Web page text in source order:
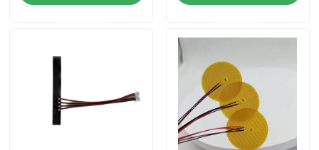
Nouvelles
Demandez une citation
Appareil de chauffage flexible de film
Appareil de chauffage de film de pi